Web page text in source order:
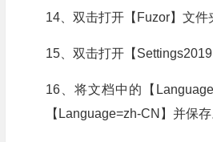
14、双击打开【Fuzor】文件
15、双击打开【Settings2019
16、将文档中的【
【Language=zh-CN】并保存